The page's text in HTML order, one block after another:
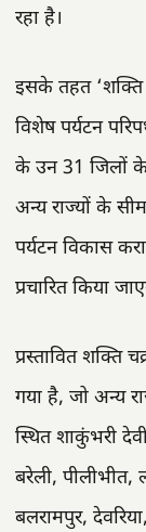
रहा है।
इसके तहत ‘शक्ति
विशेष पर्यटन
के उन 31 जिलों के
अन्य राज्यों के
पर्यटन विकास
प्रचारित किया
प्रस्तावित शक्ति
गया है, जो अन्य
स्थित शाकुंभरी
बरेली, पीलीभीत,
बलरामपुर,